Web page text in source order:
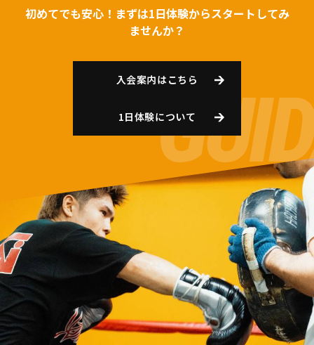
初めてでも安心！まずは1日体験からスタートしてみ
ませんか？
入会案内はこちら
1日体験について